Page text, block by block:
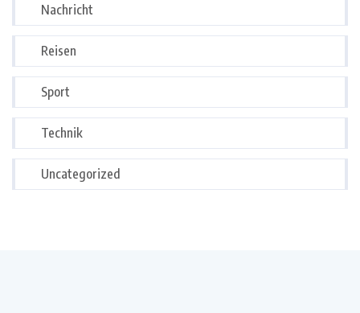
Nachricht
Reisen
Sport
Technik
Uncategorized